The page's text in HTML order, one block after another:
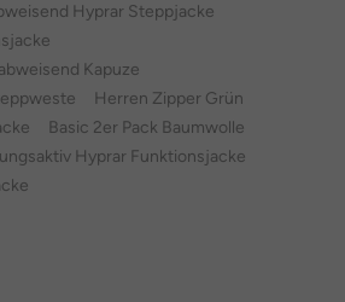
Hyprar Steppjacke
Kapuze
Herren Zipper Grün
Basic 2er Pack Baumwolle
Hyprar Funktionsjacke